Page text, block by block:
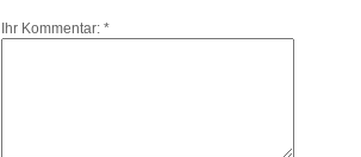
Ihr Kommentar: *